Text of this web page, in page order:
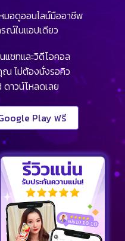
มอดูออนไลน์มืออาชีพ
ณ์ในแอปเดียว
ชทและวิดีโอคอล
ณ ไม่ต้องนั่งรอคิว
ดาวน์โหลดเลย
Play ฟรี